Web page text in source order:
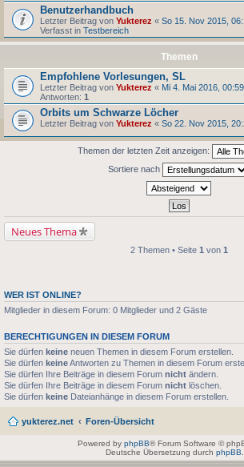
Benutzerhandbuch
Letzter Beitrag von Yukterez « So 15. Nov 2015,
Verfasst in Testbereich
Themen
Empfohlene Vorlesungen, SL
Letzter Beitrag von Yukterez « Mi 4. Mai 2016, 00:59
Antworten: 1
Orbits um Schwarze Löcher
Letzter Beitrag von Yukterez « So 22. Nov 2015,
Themen der letzten Zeit anzeigen:
Sortiere nach
Neues Thema
2 Themen • Seite 1 von 1
WER IST ONLINE?
Mitglieder in diesem Forum: 0 Mitglieder und 2 Gäste
BERECHTIGUNGEN IN DIESEM FORUM
Sie dürfen keine neuen Themen in diesem Forum erstellen.
Sie dürfen keineAntworten zu Themen in diesem Forum
Sie dürfen Ihre Beiträge in diesem Forum nicht ändern.
Sie dürfen Ihre Beiträge in diesem Forum nicht löschen.
Sie dürfen keine Dateianhänge in diesem Forum erstellen.
yukterez.net Foren-Übersicht
Powered by phpBB® Forum Software ©
Deutsche Übersetzung durch